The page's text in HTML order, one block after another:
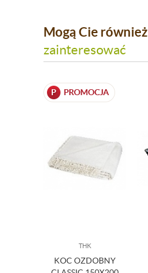
Mogą Cie również
zainteresować
THK
KOC OZDOBNY